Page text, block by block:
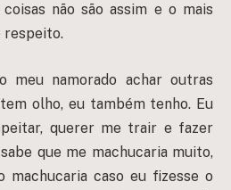
não são assim e o mais
respeito.
meu namorado achar outras
olho, eu também tenho. Eu
querer me trair e fazer
que me machucaria muito,
machucaria caso eu fizesse o